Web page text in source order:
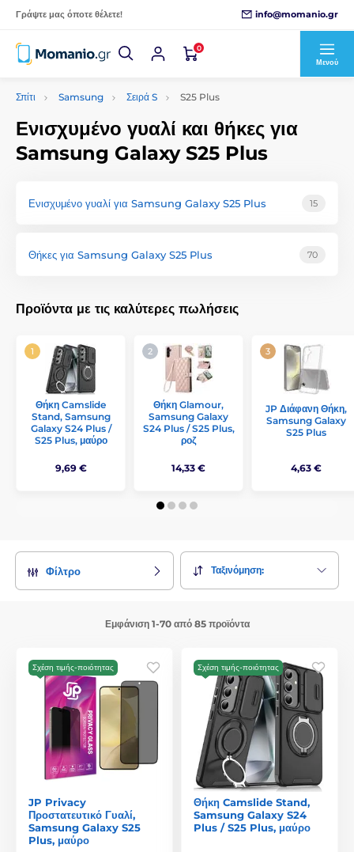
Γράψτε μας όποτε θέλετε! info@momanio.gr
0
Μενού
Σπίτι Samsung Σειρά S S25 Plus
Ενισχυμένο γυαλί και θήκες για
Samsung Galaxy S25 Plus
Ενισχυμένο γυαλί για Samsung Galaxy S25 Plus 15
Θήκες για Samsung Galaxy S25 Plus 70
Προϊόντα με τις καλύτερες πωλήσεις
Θήκη Camslide
Stand, Samsung
Galaxy S24 Plus /
S25 Plus, μαύρο
9,69 €
Θήκη Glamour,
Samsung Galaxy
S24 Plus / S25 Plus,
ροζ
14,33 €
JP Διάφανη Θήκη,
Samsung Galaxy
S25 Plus
4,63 €
Φίλτρο Ταξινόμηση:
Εμφάνιση 1-70 από 85 προϊόντα
Σχέση τιμής-ποιότητας
JP Privacy
Προστατευτικό Γυαλί,
Samsung Galaxy S25
Plus, μαύρο
Σχέση τιμής-ποιότητας
Θήκη Camslide Stand,
Samsung Galaxy S24
Plus / S25 Plus, μαύρο